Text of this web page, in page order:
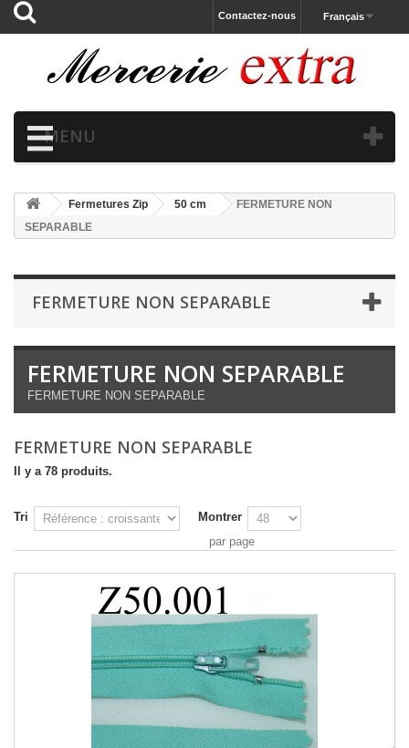
Français
Contactez-nous
MENU
Fermetures Zip 50 cm
FERMETURE NON
SEPARABLE
FERMETURE NON SEPARABLE
FERMETURE NON SEPARABLE
FERMETURE NON SEPARABLE
FERMETURE NON SEPARABLE
Il y a 78 produits.
Tri
Montrer
par page